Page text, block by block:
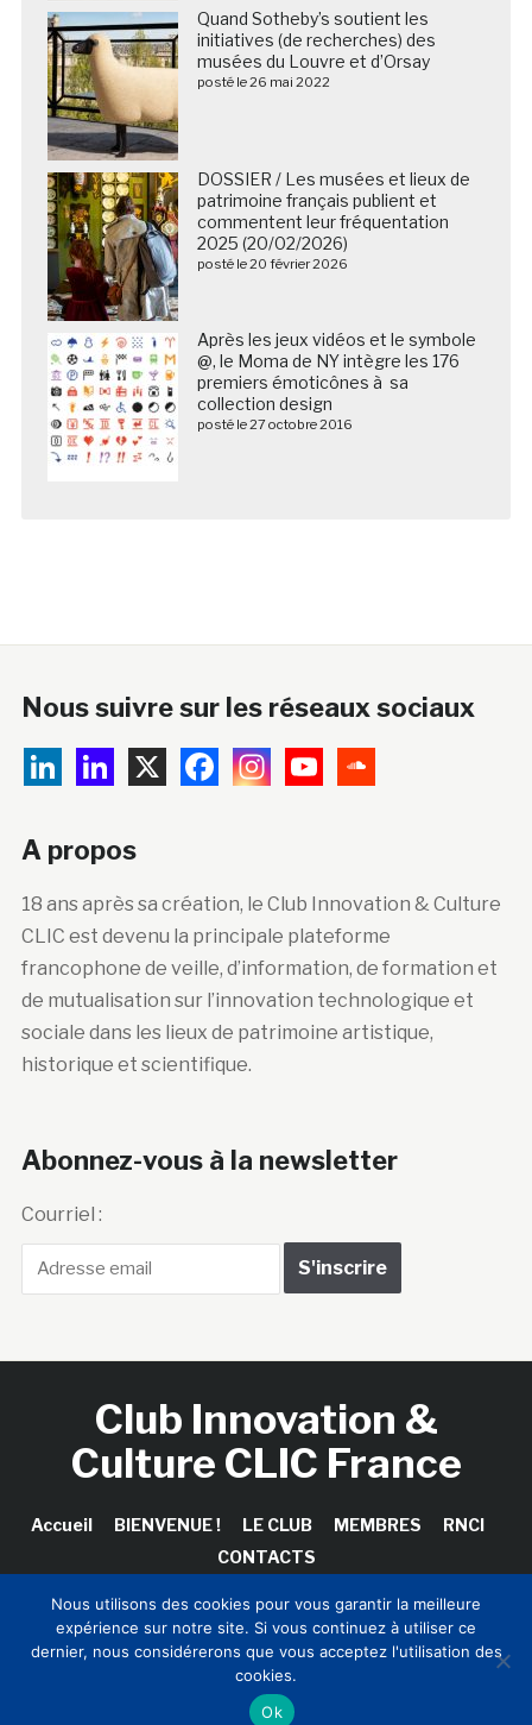
Quand Sotheby’s soutient les
initiatives (de recherches) des
musées du Louvre et d’Orsay
posté le 26 mai 2022
DOSSIER / Les musées et lieux de
patrimoine français publient et
commentent leur fréquentation
2025 (20/02/2026)
posté le 20 février 2026
Après les jeux vidéos et le symbole
@, le Moma de NY intègre les 176
premiers émoticônes à sa
collection design
posté le 27 octobre 2016
Nous suivre sur les réseaux sociaux
A propos
18 ans après sa création, le Club Innovation & Culture
CLIC est devenu la principale plateforme
francophone de veille, d’information, de formation et
de mutualisation sur l’innovation technologique et
sociale dans les lieux de patrimoine artistique,
historique et scientifique.
Abonnez-vous à la newsletter
Courriel :
Club Innovation &
Culture CLIC France
Accueil BIENVENUE ! LE CLUB MEMBRES
RNCI
CONTACTS
Copyright © 2026 Club Innovation & Culture CLIC France /
Sinapses Conseils
Nous utilisons des cookies pour vous garantir la meilleure
expérience sur notre site. Si vous continuez à utiliser ce
dernier, nous considérerons que vous acceptez l'utilisation des
cookies.
Ok